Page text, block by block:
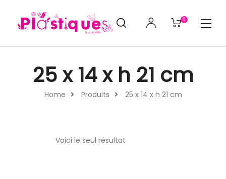
0
Home Produits 25 x 14 x h 21 cm
25 x 14 x h 21 cm
Voici le seul résultat